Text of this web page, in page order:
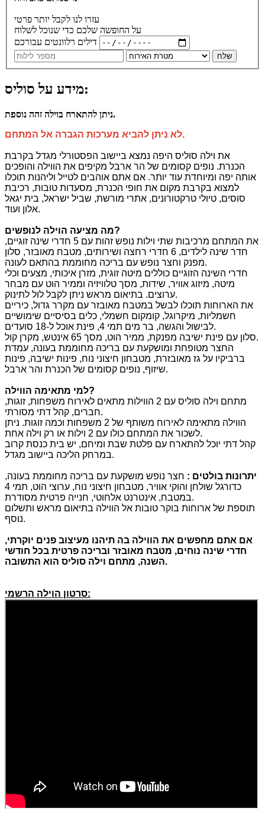
עזרו לנו לקבל יותר פרטי
על החופשה שלכם כדי שנוכל לשלוח
שלח
מידע על סוליס:
ניתן להתארח בוילה זהה נוספת.
לא ניתן להביא מערכות הגברה אל המתחם.
את וילה סוליס היפה נמצא ביישוב הפסטורלי מגדל בקרבת
הכנרת. נופים קסומים של הר ארבל מקיפים את הווילה והופכים
אותה יפה ומיוחדת עוד יותר. אם אתם אוהבים לטייל וליהנות תוכלו
למצוא בקרבת מקום את חופי הכנרת, מסעדות טובות, רכיבת
סוסים, טיולי טרקטורונים, אתרי מורשת, שביל ישראל, בית יגאל
אלון ועוד.
מה מציעה הוילה לנופשים?
את המתחם מרכיבות שתי וילות נופש זהות עם 5 חדרי שינה זוגיים,
חדר שינה לילדים, 6 חדרי רחצה ושירותים, מטבח מאובזר, סלון
מפנק וחצר נופש עם בריכה מחוממת בהתאם לעונה.
חדרי השינה הזוגיים כוללים מיטה זוגית, מזרן איכותי, מצעים וכלי
מיטה, מיזוג אוויר, שידות, מסך טלוויזיה וממיר הוט עם מבחר
ערוצים. בתיאום מראש ניתן לקבל לול לתינוק.
את הארוחות תוכלו לבשל במטבח מאובזר עם מקרר גדול, כיריים
חשמליות, מיקרוגל, קומקום חשמלי, כלים בסיסיים שימושיים
לבישול והגשה, בר מים תמי 4, פינת אוכל ל-18 סועדים.
סלון עם פינת ישיבה מפנקת, ממיר הוט, מסך 65 אינטש, מקרן קול.
החצר מטופחת ומושקעת עם בריכה מחוממת בעונה, עמדת
ברביקיו על גז מאובזרת, מטבחון חיצוני נוח, פינות ישיבה, פינות
שיזוף, נופים קסומים של הכנרת והר ארבל.
למי מתאימה הווילה?
מתחם וילה סוליס עם 2 הווילות מתאים לאירוח משפחות, זוגות,
חברים, קהל דתי מסורתי.
הווילה מתאימה לאירוח משותף של 2 משפחות וכמה זוגות. ניתן
לשכור את המתחם כולו עם 2 וילות או רק וילה אחת.
קהל דתי יוכל להתארח עם פלטת שבת ומיחם, יש בית כנסת קרוב
במרחק הליכה ביישוב מגדל.
יתרונות בולטים : חצר נופש מושקעת עם בריכה מחוממת בעונה,
כדורגל שולחן והוקי אוויר, מטבחון חיצוני נוח, ערוצי הוט, תמי 4
במטבח, אינטרנט אלחוטי, חנייה פרטית מסודרת.
תוספת של ארוחות בוקר טובות אל הווילה בתיאום מראש ותשלום
נוסף.
אם אתם מחפשים את הווילה בה תיהנו מעיצוב פנים יוקרתי,
חדרי שינה נוחים, מטבח מאובזר ובריכה פרטית בכל חודשי
השנה, מתחם וילה סוליס הוא התשובה .
סרטון הוילה הרשמי: